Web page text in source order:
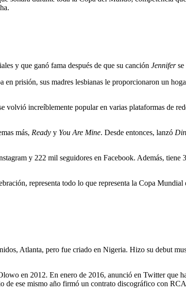
y que ganó fama después de que su canción Jennifer
prisión, sus madres lesbianas le proporcionaron un
increíblemente popular en varias plataformas de
más, Ready y You Are Mine. Desde entonces, lanzó
y 222 mil seguidores en Facebook. Además, tiene
representa todo lo que representa la Copa
Atlanta, pero fue criado en Nigeria. Hizo su debut
en 2012. En enero de 2016, anunció en Twitter que
ese mismo año firmó un contrato discográfico con